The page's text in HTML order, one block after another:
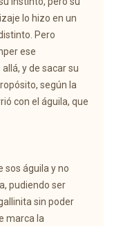
lo hizo en un
Pero
ese
y de sacar su
según la
con el águila, que
sos águila y no
pudiendo ser
sin poder
marca la